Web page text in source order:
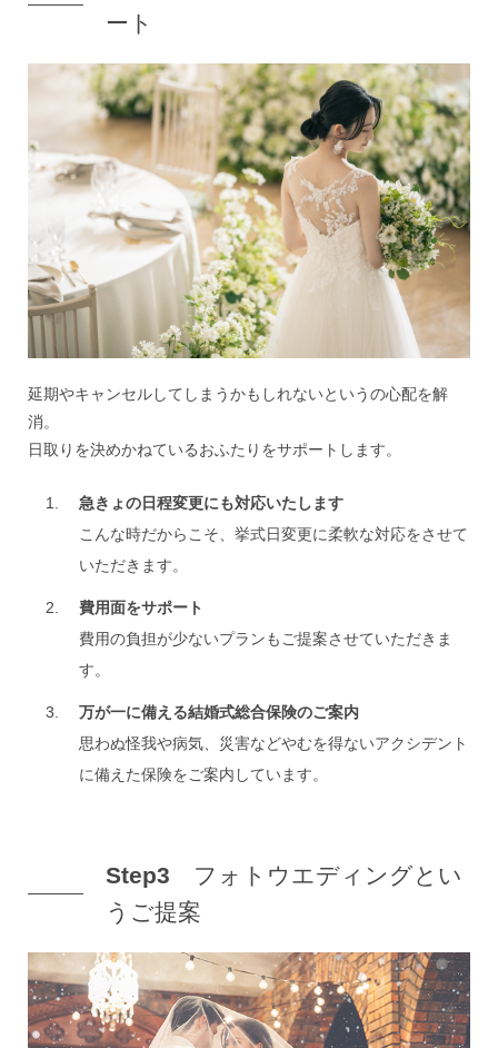
ート
延期やキャンセルしてしまうかもしれないというの心配を解
消。
日取りを決めかねているおふたりをサポートします。
急きょの日程変更にも対応いたします
こんな時だからこそ、挙式日変更に柔軟な対応をさせて
いただきます。
費用面をサポート
費用の負担が少ないプランもご提案させていただきま
す。
万が一に備える結婚式総合保険のご案内
思わぬ怪我や病気、災害などやむを得ないアクシデント
に備えた保険をご案内しています。
Step3 フォトウエディングとい
うご提案